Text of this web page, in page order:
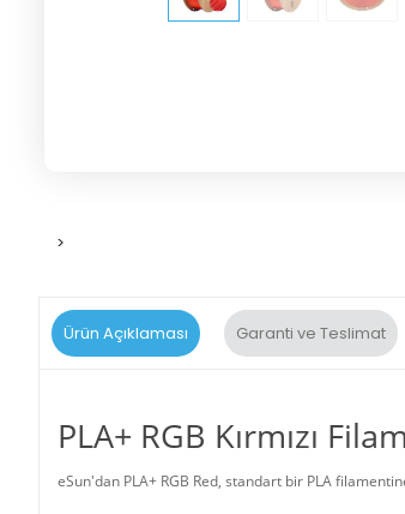
>
Ürün Açıklaması Garanti ve Teslimat
PLA+ RGB Kırmızı
eSun'dan PLA+ RGB Red, standart bir PLA